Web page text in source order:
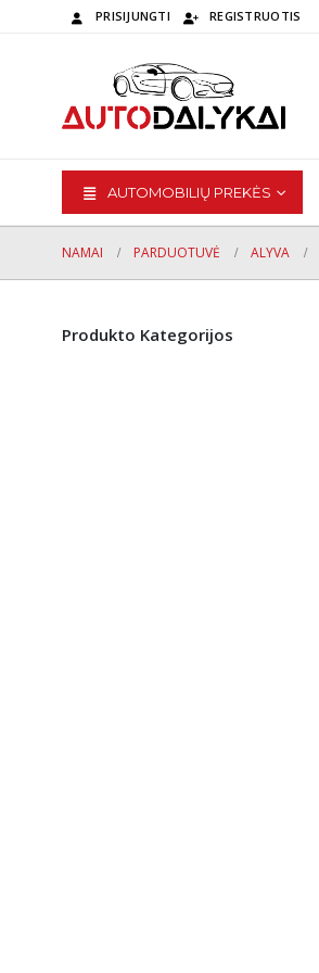
PRISIJUNGTI REGISTRUOTIS
AUTOMOBILIŲ PREKĖS
NAMAI PARDUOTUVĖ ALYVA
Produkto Kategorijos